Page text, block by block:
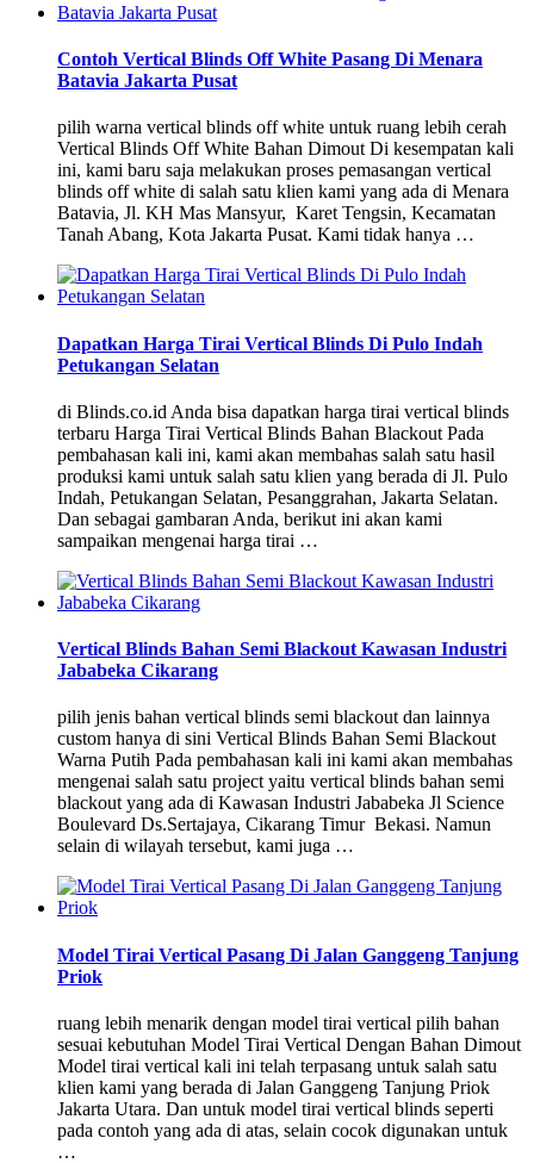
Contoh Vertical Blinds Off White Pasang Di Menara
Batavia Jakarta Pusat
pilih warna vertical blinds off white untuk ruang lebih cerah
Vertical Blinds Off White Bahan Dimout Di kesempatan kali
ini, kami baru saja melakukan proses pemasangan vertical
blinds off white di salah satu klien kami yang ada di Menara
Batavia, Jl. KH Mas Mansyur, Karet Tengsin, Kecamatan
Tanah Abang, Kota Jakarta Pusat. Kami tidak hanya …
Dapatkan Harga Tirai Vertical Blinds Di Pulo Indah
Petukangan Selatan
di Blinds.co.id Anda bisa dapatkan harga tirai vertical blinds
terbaru Harga Tirai Vertical Blinds Bahan Blackout Pada
pembahasan kali ini, kami akan membahas salah satu hasil
produksi kami untuk salah satu klien yang berada di Jl. Pulo
Indah, Petukangan Selatan, Pesanggrahan, Jakarta Selatan.
Dan sebagai gambaran Anda, berikut ini akan kami
sampaikan mengenai harga tirai …
Vertical Blinds Bahan Semi Blackout Kawasan Industri
Jababeka Cikarang
pilih jenis bahan vertical blinds semi blackout dan lainnya
custom hanya di sini Vertical Blinds Bahan Semi Blackout
Warna Putih Pada pembahasan kali ini kami akan membahas
mengenai salah satu project yaitu vertical blinds bahan semi
blackout yang ada di Kawasan Industri Jababeka Jl Science
Boulevard Ds.Sertajaya, Cikarang Timur Bekasi. Namun
selain di wilayah tersebut, kami juga …
Model Tirai Vertical Pasang Di Jalan Ganggeng Tanjung
Priok
ruang lebih menarik dengan model tirai vertical pilih bahan
sesuai kebutuhan Model Tirai Vertical Dengan Bahan Dimout
Model tirai vertical kali ini telah terpasang untuk salah satu
klien kami yang berada di Jalan Ganggeng Tanjung Priok
Jakarta Utara. Dan untuk model tirai vertical blinds seperti
pada contoh yang ada di atas, selain cocok digunakan untuk
…